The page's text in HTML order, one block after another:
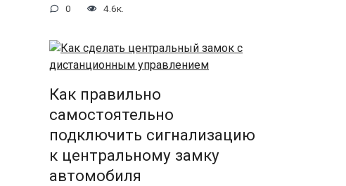
0 4.6к.
Как правильно
самостоятельно
подключить сигнализацию
к центральному замку
автомобиля